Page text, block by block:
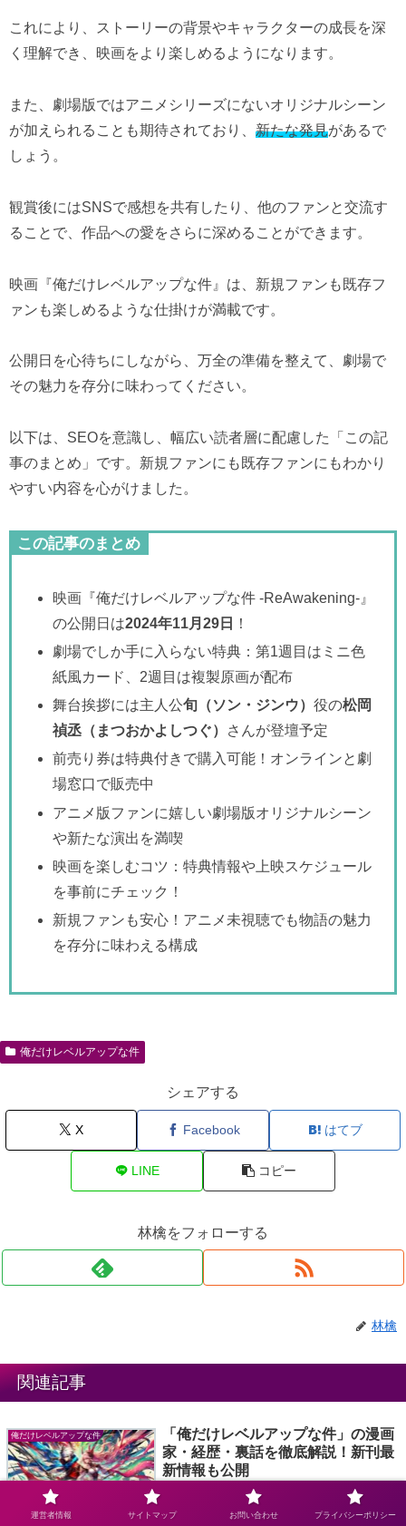
これにより、ストーリーの背景やキャラクターの成長を深
く理解でき、映画をより楽しめるようになります。
また、劇場版ではアニメシリーズにないオリジナルシーン
が加えられることも期待されており、 新たな発見があるで
しょう。
観賞後にはSNSで感想を共有したり、他のファンと交流す
ることで、作品への愛をさらに深めることができます。
映画『俺だけレベルアップな件』は、新規ファンも既存フ
ァンも楽しめるような仕掛けが満載です。
公開日を心待ちにしながら、万全の準備を整えて、劇場で
その魅力を存分に味わってください。
以下は、SEOを意識し、幅広い読者層に配慮した「この記
事のまとめ」です。新規ファンにも既存ファンにもわかり
やすい内容を心がけました。
この記事のまとめ
映画『俺だけレベルアップな件 -ReAwakening-』
の公開日は2024年11月29日
！
劇場でしか手に入らない特典：第1週目はミニ色
紙風カード、2週目は複製原画が配布
舞台挨拶には主人公旬（ソン・ジンウ）役の松岡
禎丞（まつおかよしつぐ）
さんが登壇予定
前売り券は特典付きで購入可能！オンラインと劇
場窓口で販売中
アニメ版ファンに嬉しい劇場版オリジナルシーン
や新たな演出を満喫
映画を楽しむコツ：特典情報や上映スケジュール
を事前にチェック！
新規ファンも安心！アニメ未視聴でも物語の魅力
を存分に味わえる構成
俺だけレベルアップな件
シェアする
X Facebook はてブ
LINE コピー
林檎をフォローする
林檎
関連記事
俺だけレベルアップな件
「俺だけレベルアップな件」の漫画
家・経歴・裏話を徹底解説！新刊最
新情報も公開
「俺だけレベルアップな件」は、世界中で大
人気のウェブトゥーン作品として、多くのフ
ァンを魅了しています。その作画を担当した
運営者情報 サイトマップ お問い合わせ プライバシーポリシー